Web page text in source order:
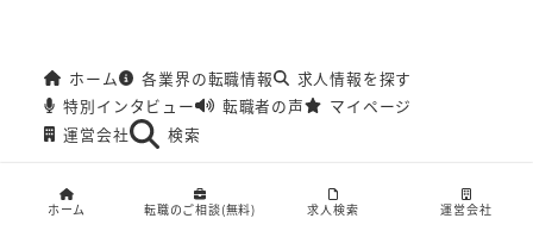
ホーム 各業界の転職情報
求人情報を探す
特別インタビュー
転職者の声
マイページ
運営会社
検索
©Kotora Co., Ltd.
ホーム 転職のご相談(無料) 求人検索 運営会社